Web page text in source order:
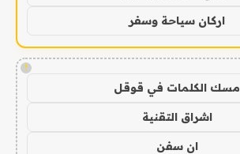
اركان سياحة وسفر
!
مسك الكلمات في قوقل
اشراق التقنية
ان سفن